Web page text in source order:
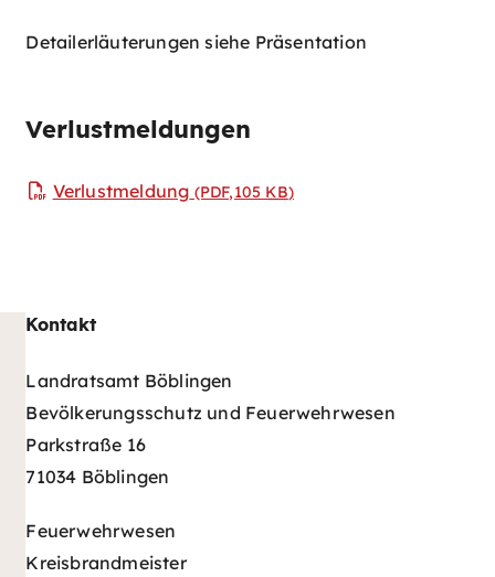
Detailerläuterungen siehe Präsentation
Verlustmeldungen
Verlustmeldung (PDF,105 KB)
Kontakt
Landratsamt Böblingen
Bevölkerungsschutz und Feuerwehrwesen
Parkstraße 16
71034 Böblingen
Feuerwehrwesen
Kreisbrandmeister